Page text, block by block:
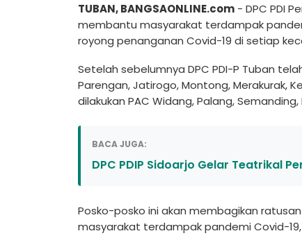
TUBAN, BANGSAONLINE.com - DPC PDI
membantu masyarakat terdampak
royong penanganan Covid-19 di setiap
Setelah sebelumnya DPC PDI-P Tuban
Parengan, Jatirogo, Montong, Merakurak,
dilakukan PAC Widang, Palang,
BACA JUGA:
DPC PDIP Sidoarjo Gelar Teatrikal
Posko-posko ini akan membagikan
masyarakat terdampak pandemi Covid-